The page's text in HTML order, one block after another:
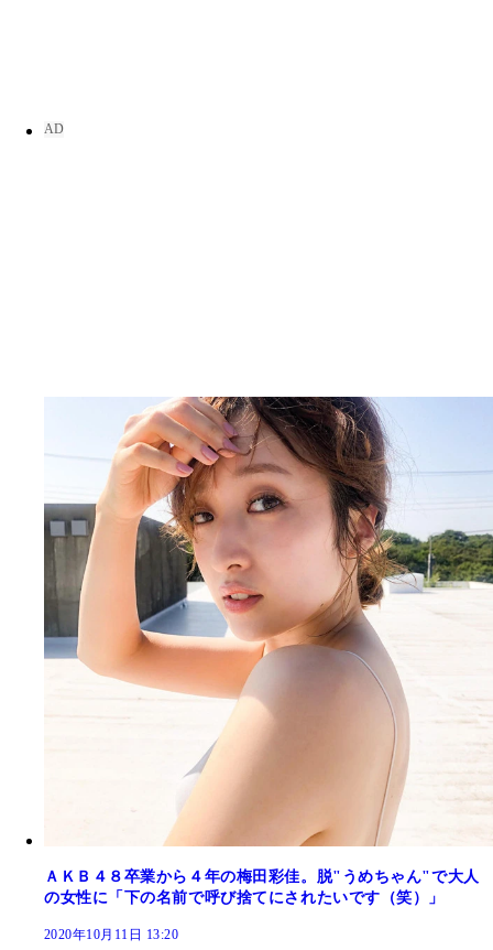
ＡＫＢ４８卒業から４年の梅田彩佳。脱"うめちゃん"で大人
の女性に「下の名前で呼び捨てにされたいです（笑）」
2020年10月11日 13:20